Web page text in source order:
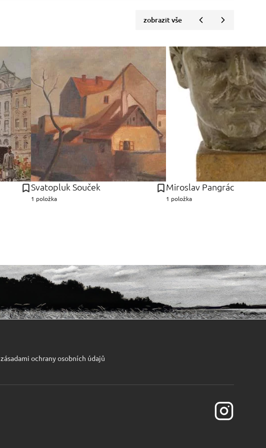
zobrazit vše
Svatopluk Souček
1 položka
Miroslav Pangrác
1 položka
zásadami ochrany osobních údajů